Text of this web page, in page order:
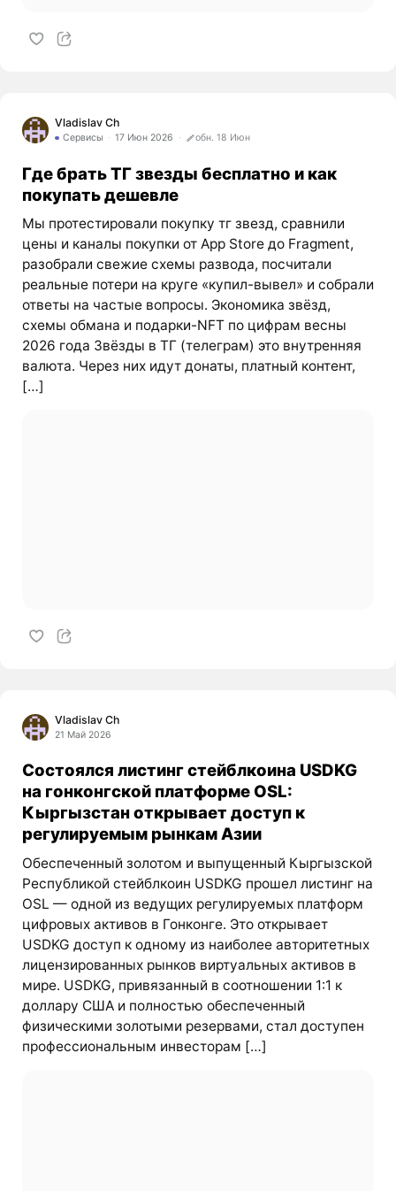
Vladislav Ch
Сервисы 17 Июн 2026 обн. 18 Июн
Где брать ТГ звезды бесплатно и как
покупать дешевле
Мы протестировали покупку тг звезд, сравнили
цены и каналы покупки от App Store до Fragment,
разобрали свежие схемы развода, посчитали
реальные потери на круге «купил-вывел» и собрали
ответы на частые вопросы. Экономика звёзд,
схемы обмана и подарки-NFT по цифрам весны
2026 года Звёзды в ТГ (телеграм) это внутренняя
валюта. Через них идут донаты, платный контент,
[…]
Vladislav Ch
21 Май 2026
Состоялся листинг стейблкоина USDKG
на гонконгской платформе OSL:
Кыргызстан открывает доступ к
регулируемым рынкам Азии
Обеспеченный золотом и выпущенный Кыргызской
Республикой стейблкоин USDKG прошел листинг на
OSL — одной из ведущих регулируемых платформ
цифровых активов в Гонконге. Это открывает
USDKG доступ к одному из наиболее авторитетных
лицензированных рынков виртуальных активов в
мире. USDKG, привязанный в соотношении 1:1 к
доллару США и полностью обеспеченный
физическими золотыми резервами, стал доступен
профессиональным инвесторам […]